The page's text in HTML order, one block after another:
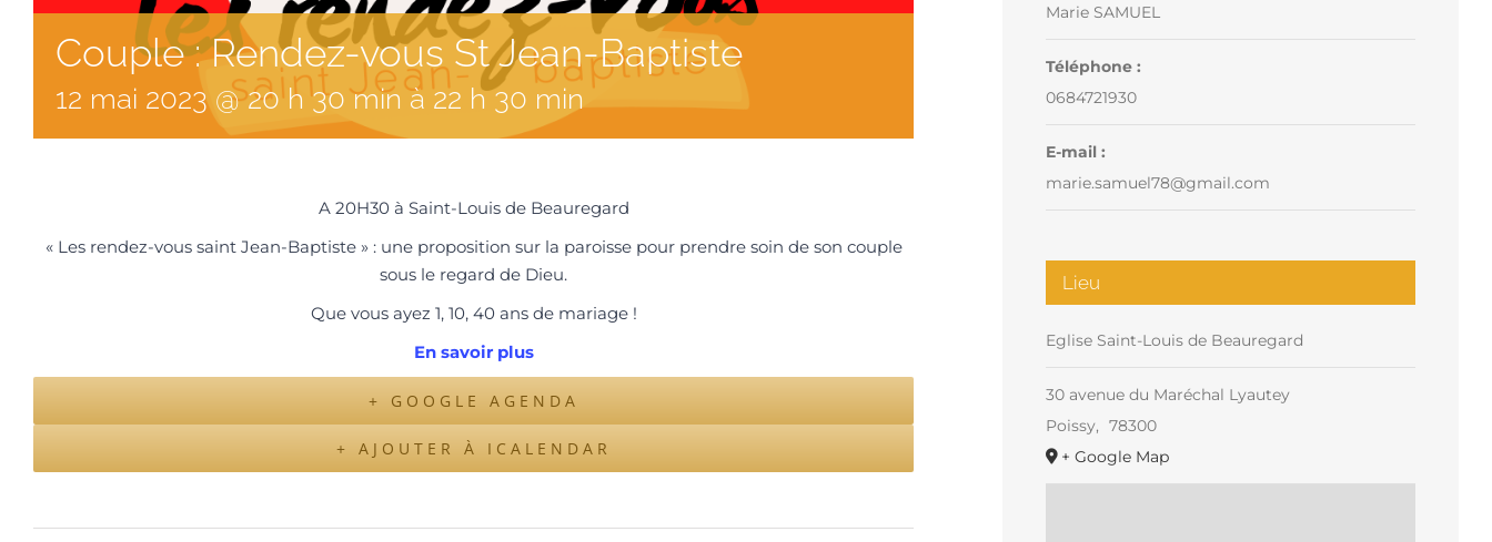
Couple : Rendez-vous St Jean-Baptiste
12 mai 2023 @ 20 h 30 minà 22 h 30 min
A 20H30 à Saint-Louis de Beauregard
« Les rendez-vous saint Jean-Baptiste » : une proposition sur la paroisse pour prendre soin de son couple
sous le regard de Dieu.
Que vous ayez 1, 10, 40 ans de mariage !
En savoir plus
+ GOOGLE AGENDA
+ AJOUTER À ICALENDAR
Marie SAMUEL
Téléphone :
0684721930
E-mail :
marie.samuel78@gmail.com
Lieu
Eglise Saint-Louis de Beauregard
30 avenue du Maréchal Lyautey
Poissy, 78300
+ Google Map